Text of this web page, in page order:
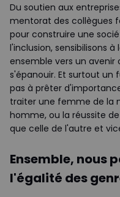
Du soutien aux
mentorat des collègues
pour construire une
l'inclusion, sensibilisons
ensemble vers un
s'épanouir. Et surtout un
pas à prêter
traiter une femme de la
homme, ou la réussite
que celle de l'autre et
Ensemble, nous
l'égalité des